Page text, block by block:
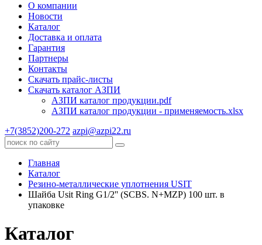
О компании
Новости
Каталог
Доставка и оплата
Гарантия
Партнеры
Контакты
Скачать прайс-листы
Скачать каталог АЗПИ
АЗПИ каталог продукции.pdf
АЗПИ каталог продукции - применяемость.xlsx
+7(3852)200-272 azpi@azpi22.ru
Главная
Каталог
Резино-металлические уплотнения USIT
Шайба Usit Ring G1/2'' (SCBS. N+MZP) 100 шт. в
упаковке
Каталог